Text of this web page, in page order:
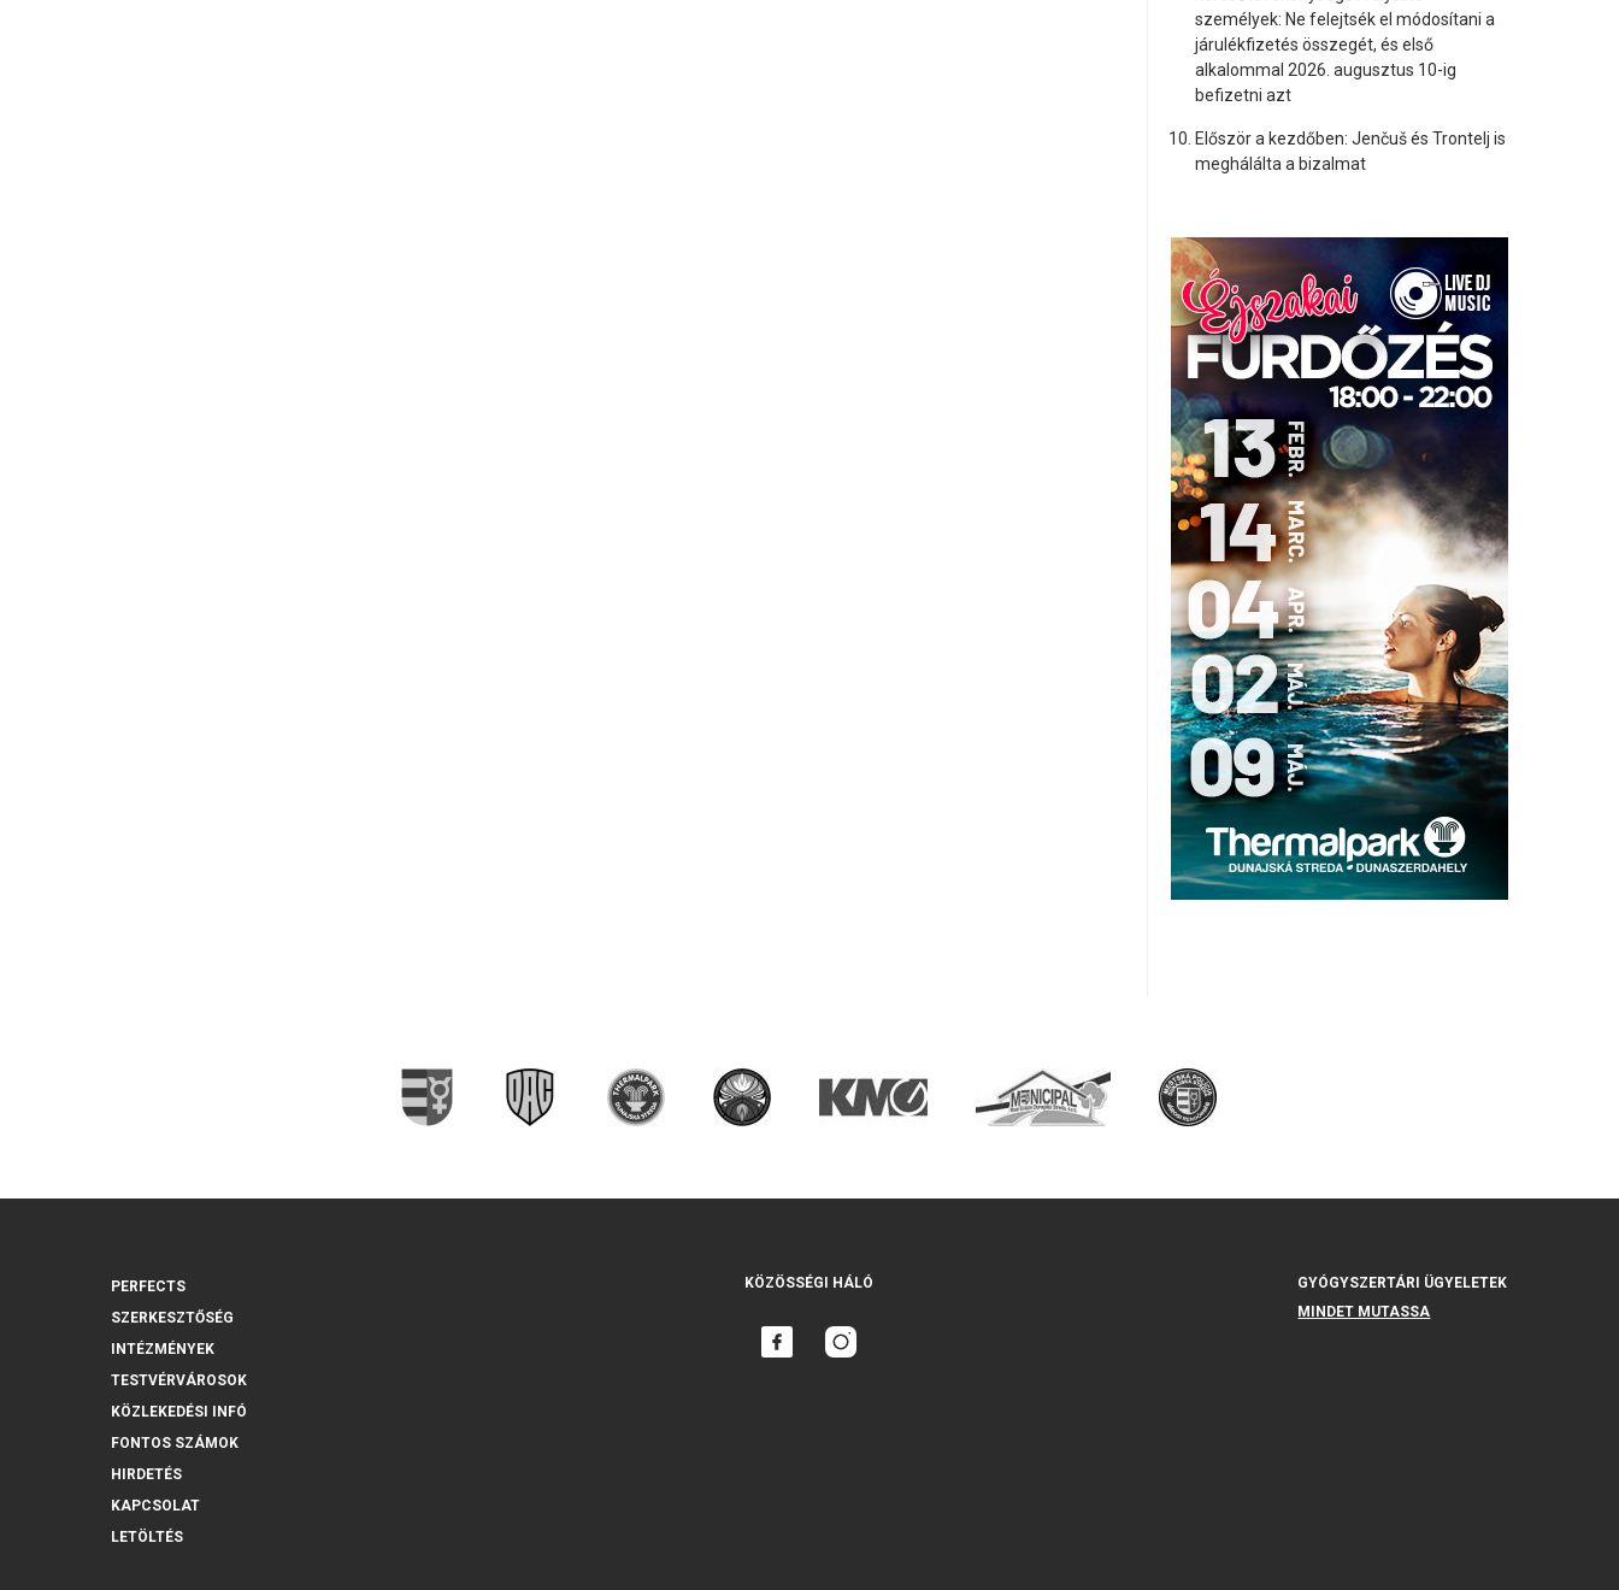
személyek: Ne felejtsék el módosítani a
járulékfizetés összegét, és első
alkalommal 2026. augusztus 10-ig
befizetni azt
Először a kezdőben: Jenčuš és Trontelj is
meghálálta a bizalmat
PERFECTS
SZERKESZTŐSÉG
INTÉZMÉNYEK
TESTVÉRVÁROSOK
KÖZLEKEDÉSI INFÓ
FONTOS SZÁMOK
HIRDETÉS
KAPCSOLAT
LETÖLTÉS
KÖZÖSSÉGI HÁLÓ
GYÓGYSZERTÁRI ÜGYELETEK
MINDET MUTASSA